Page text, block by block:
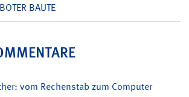
BAUTE
vom Rechenstab zum Computer